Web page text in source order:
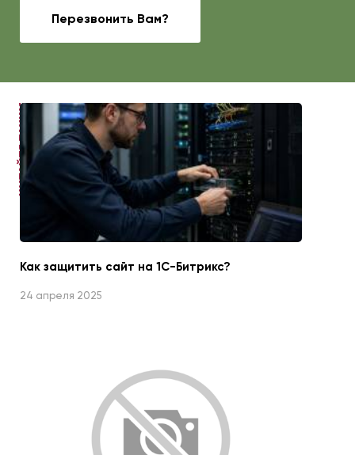
Перезвонить Вам?
ЧИТАЙТЕ ТАКЖЕ
Как защитить сайт на 1С-Битрикс?
24 апреля 2025